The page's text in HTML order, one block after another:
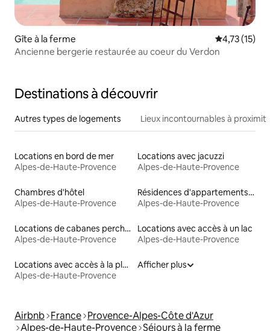
Gîte à la ferme Évaluation
4,73 (15)
Ancienne bergerie restaurée au coeur du Verdon
Destinations à découvrir
Autres types de logements Lieux incontournables à
Locations en bord de mer
Alpes-de-Haute-Provence
Locations avec jacuzzi
Alpes-de-Haute-Provence
Chambres d'hôtel
Alpes-de-Haute-Provence
Résidences d'appartements en location
Alpes-de-Haute-Provence
Locations de cabanes perchées
Alpes-de-Haute-Provence
Locations avec accès à un lac
Alpes-de-Haute-Provence
Locations avec accès à la plage
Alpes-de-Haute-Provence
Afficher plus
Airbnb France Provence-Alpes-Côte d'Azur
Alpes-de-Haute-Provence Séjours à la ferme